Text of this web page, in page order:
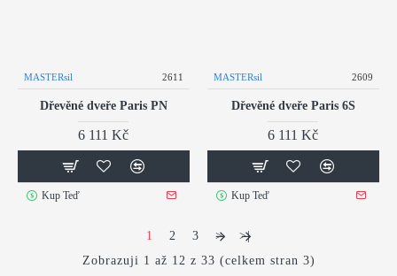
MASTERsil 2611
Dřevěné dveře Paris PN
6 111 Kč
Kup Teď
MASTERsil 2609
Dřevěné dveře Paris 6S
6 111 Kč
Kup Teď
1 2 3 >
>|
Zobrazuji 1 až 12 z 33 (celkem stran 3)